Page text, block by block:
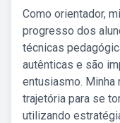
Como orientador,
progresso dos
técnicas
autênticas e são
entusiasmo. Minha
trajetória para se
utilizando